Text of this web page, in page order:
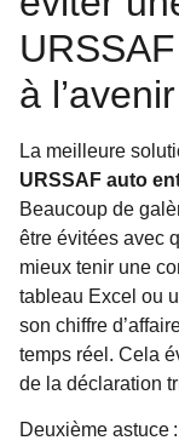
à l’avenir
La meilleure
URSSAF auto
Beaucoup de
être évitées avec
mieux tenir une
tableau Excel ou
son chiffre
temps réel. Cela
de la déclaration
Deuxième astuce